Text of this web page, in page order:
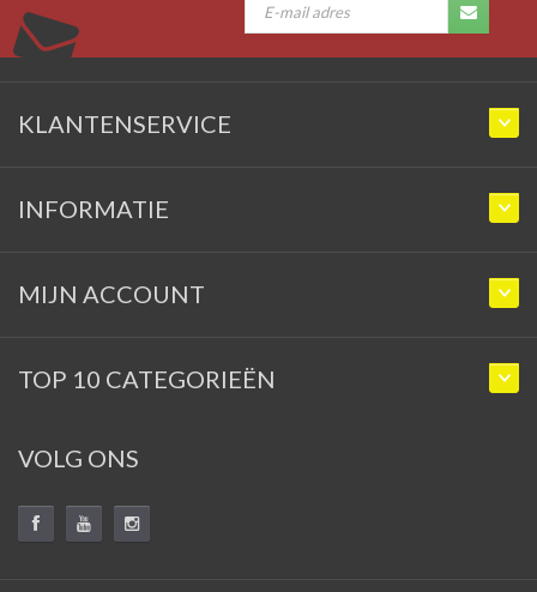
KLANTENSERVICE
INFORMATIE
MIJN ACCOUNT
TOP 10 CATEGORIEËN
VOLG ONS